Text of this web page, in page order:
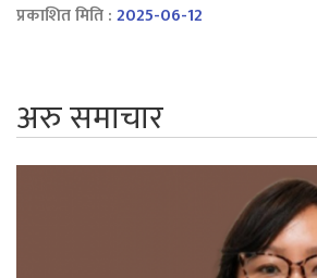
प्रकाशित मिति :2025-06-12
अरु समाचार